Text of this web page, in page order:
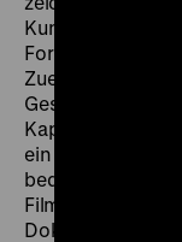
Kunstfertigkeit
Formate seltener
Zueinander-
Gestaltungen für
ein exquisiter
bedächtigen
Filme schon
Dokumentarfilme.